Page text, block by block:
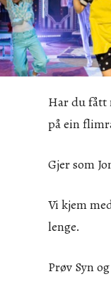
Har du fått
på ein
Gjer som
Vi kjem
lenge.
Prøv Syn